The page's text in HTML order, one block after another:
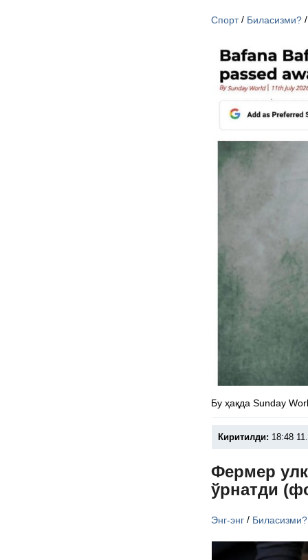
Спорт/ Биласизми?
Бу ҳақда Sunday
Киритилди: 18:48
Фермер
ўрнатди
Энг-энг / Биласизми?